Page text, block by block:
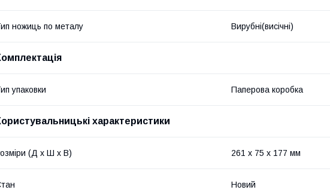
ножиць по металу Вирубні(висічні)
упаковки Паперова коробка
характеристики
(Д х Ш х В) 261 x 75 x 177 мм
Новий